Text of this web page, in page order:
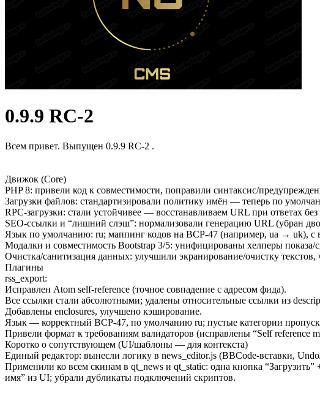
0.9.9 RC-2
Всем привет. Выпущен 0.9.9 RC-2 .
Движок (Core)
PHP 8: привели код к совместимости, поправили синтаксис/
Загрузки файлов: стандартизировали политику имён — теперь по
RPC-загрузки: стали устойчивее — восстанавливаем URL при ответах
SEO-ссылки и “лишний слэш”: нормализовали генерацию URL (убран
Язык по умолчанию: ru; маппинг кодов на BCP‑47 (например, ua → uk), с
Модалки и совместимость Bootstrap 3/5: унифицированы хелперы показа/
Очистка/санитизация данных: улучшили экранирование/очистку
Плагины
rss_export:
Исправлен Atom self-reference (точное совпадение с адресом фида).
Все ссылки стали абсолютными; удалены относительные ссылки из
Добавлены enclosures, улучшено кэширование.
Язык — корректный BCP‑47, по умолчанию ru; пустые категории
Привели формат к требованиям валидаторов (исправлены “Self reference
Коротко о сопутствующем (UI/шаблоны — для контекста)
Единый редактор: вынесли логику в news_editor.js (BBCode-вставки,
Применили ко всем скинам в qt_news и qt_static: одна кнопка
имя” из UI; убрали дубликаты подключений скриптов.